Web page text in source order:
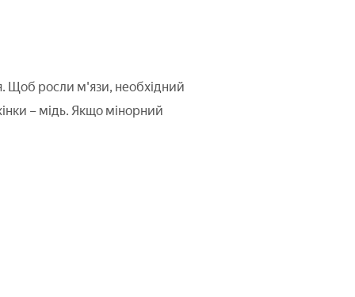
Щоб росли м'язи, необхідний
– мідь. Якщо мінорний